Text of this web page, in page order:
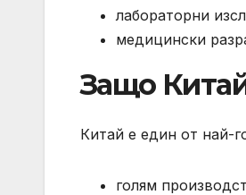
лабораторни
медицински
Защо
Китай е един от най-
голям